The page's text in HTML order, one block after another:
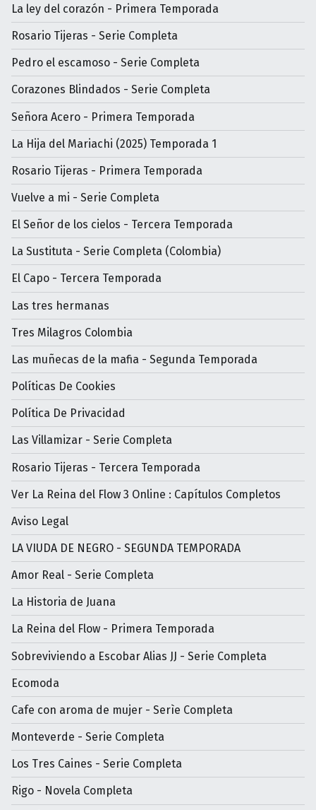
La ley del corazón - Primera Temporada
Rosario Tijeras - Serie Completa
Pedro el escamoso - Serie Completa
Corazones Blindados - Serie Completa
Señora Acero - Primera Temporada
La Hija del Mariachi (2025) Temporada 1
Rosario Tijeras - Primera Temporada
Vuelve a mi - Serie Completa
El Señor de los cielos - Tercera Temporada
La Sustituta - Serie Completa (Colombia)
El Capo - Tercera Temporada
Las tres hermanas
Tres Milagros Colombia
Las muñecas de la mafia - Segunda Temporada
Políticas De Cookies
Política De Privacidad
Las Villamizar - Serie Completa
Rosario Tijeras - Tercera Temporada
Ver La Reina del Flow 3 Online : Capítulos Completos
Aviso Legal
LA VIUDA DE NEGRO - SEGUNDA TEMPORADA
Amor Real - Serie Completa
La Historia de Juana
La Reina del Flow - Primera Temporada
Sobreviviendo a Escobar Alias JJ - Serie Completa
Ecomoda
Cafe con aroma de mujer - Serìe Completa
Monteverde - Serie Completa
Los Tres Caines - Serie Completa
Rigo - Novela Completa